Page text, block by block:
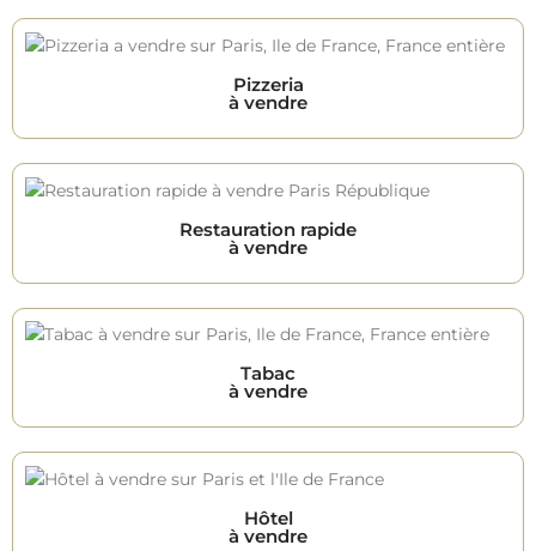
Pizzeria
à vendre
Restauration rapide
à vendre
Tabac
à vendre
Hôtel
à vendre